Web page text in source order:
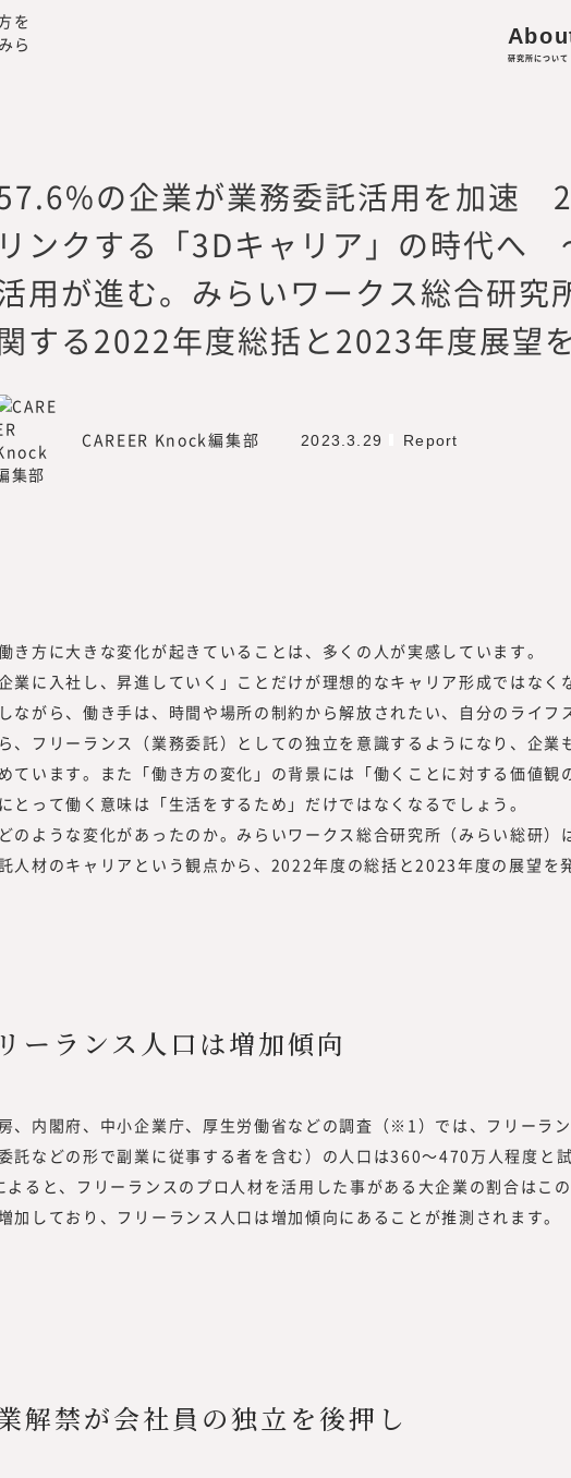
研究所について
：
： プロフェッショナル人材の働き方・キャリア形成に関する研
：
mirai_inst@mirai-works.co.jp
ミッション・ビ
岡本 祥治
Nagaharu Okamoto
年生まれ、慶應義塾大学理工学部
アクセンチュア、ベンチャー企業を
『みらいワークス総
は、「日本のみらい
「プロフェッショナ
ビジョンに掲げ、人
「独立、起業、副業
的に縛られない挑戦
を展開しています。
同時に、フリーラン
を活用する企業につ
中で、企業の経営者
や事例をもっと知り
した。
また、昨今、オープ
い合わせや引き合い
ークス総合研究所』
／リスキリング、サ
現在、みらいワーク
材は8万名を越えま
めのプラットフォー
き方や、企業でのプ
知見をもって、フラ
供していきたいと思っ
の企業が業務委託活用を加速
リンクする「3Dキャリア」の時代へ
用が進む。みらいワークス総合研究
する2022年度総括と2023年度展望
CAREER Knock編集部 2023.3.29 Report
き方に大きな変化が起きていることは、多くの人が実感しています。
業に入社し、昇進していく」ことだけが理想的なキャリア形成ではなく
ながら、働き手は、時間や場所の制約から解放されたい、自分のライフ
、フリーランス（業務委託）としての独立を意識するようになり、企業
ています。また「働き方の変化」の背景には「働くことに対する価値観
とって働く意味は「生活をするため」だけではなくなるでしょう。
のような変化があったのか。みらいワークス総合研究所（みらい総研）
人材のキャリアという観点から、2022年度の総括と2023年度の展望を
ーランス人口は増加傾向
、内閣府、中小企業庁、厚生労働省などの調査（※1）では、フリーラ
託などの形で副業に従事する者を含む）の人口は360～470万人程度と
よると、フリーランスのプロ人材を活用した事がある大企業の割合はこ
加しており、フリーランス人口は増加傾向にあることが推測されます。
解禁が会社員の独立を後押し